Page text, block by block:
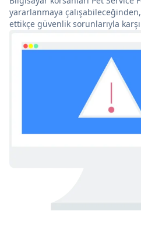
yararlanmaya
ettikçe güvenlik sorunlarıyla